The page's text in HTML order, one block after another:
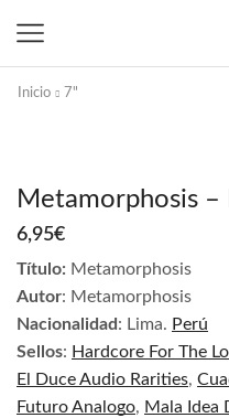
Inicio 7"
Metamorphosis
6,95€
Título: Metamorphosis
Autor: Metamorphosis
Nacionalidad: Lima. Perú
Sellos: Hardcore For The
El Duce Audio Rarities,
Futuro Analogo, Mala Idea